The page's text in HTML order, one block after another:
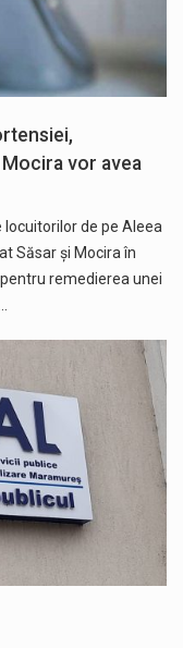
vor avea
de pe Aleea
Săsar și Mocira în
remedierea unei